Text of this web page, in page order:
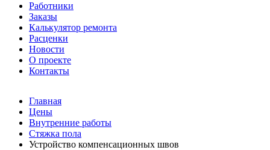
Работники
Заказы
Калькулятор ремонта
Расценки
Новости
О проекте
Контакты
Главная
Цены
Внутренние работы
Стяжка пола
Устройство компенсационных швов